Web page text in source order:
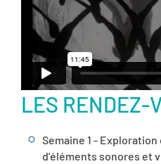
LES RENDEZ-
Semaine 1 -
d’éléments sonores et